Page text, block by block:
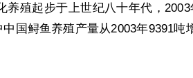
养殖起步于上世纪八十年代，
中国鲟鱼养殖产量从2003年9391